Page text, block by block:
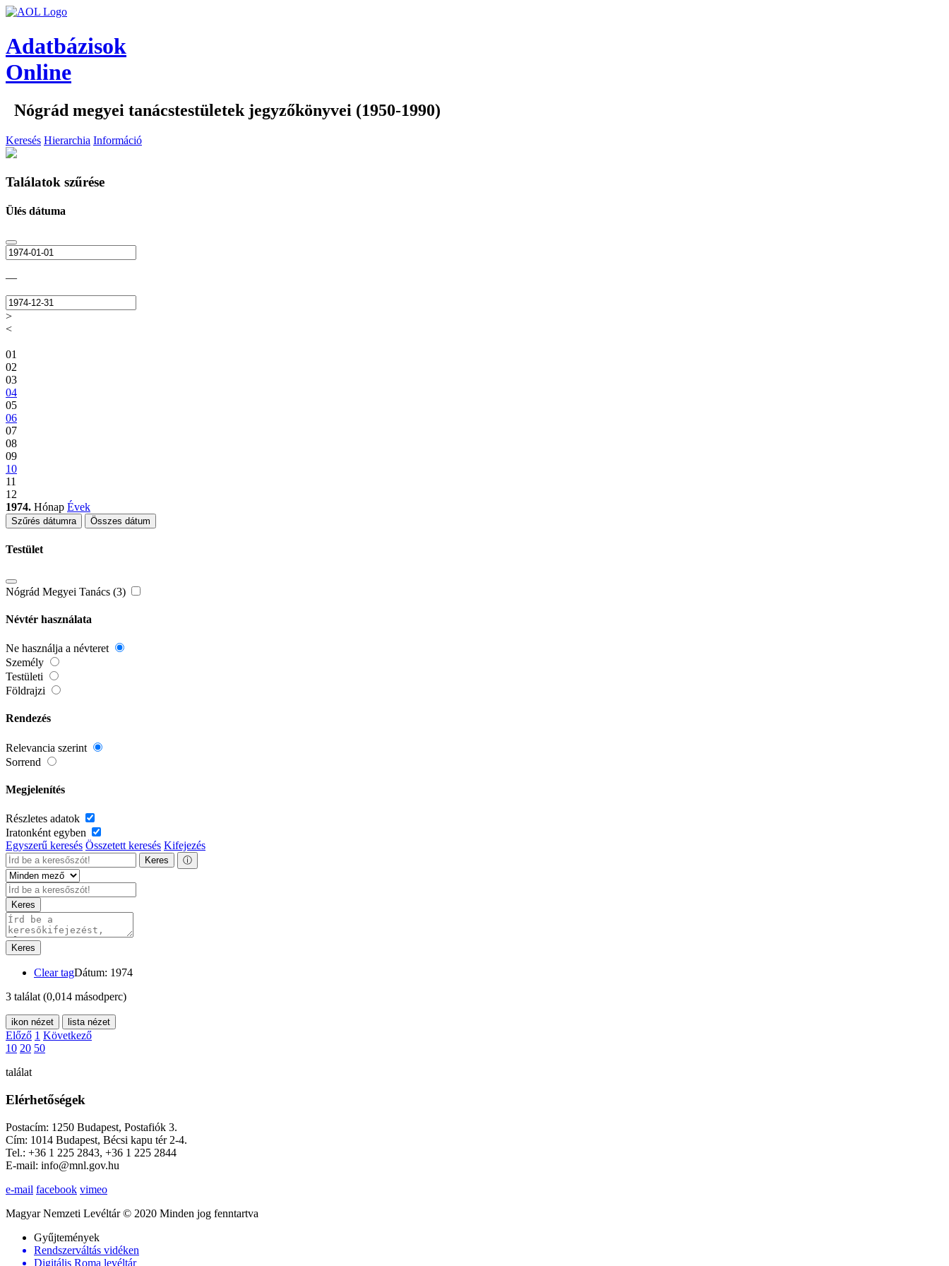
Adatbázisok
Online
Nógrád megyei tanácstestületek jegyzőkönyvei (1950-1990)
Keresés Hierarchia Információ
Találatok szűrése
Ülés dátuma
—
>
<
01
02
03
04
05
06
07
08
09
10
11
12
1974. Hónap Évek
Szűrés dátumra Összes dátum
Testület
Nógrád Megyei Tanács (3)
Névtér használata
Ne használja a névteret
Személy
Testületi
Földrajzi
Rendezés
Relevancia szerint
Sorrend
Megjelenítés
Részletes adatok
Iratonként egyben
Egyszerű keresés Összetett keresés Kifejezés
Keres ⓘ
Keres
Keres
Clear tagDátum: 1974
3 találat (0,014 másodperc)
ikon nézet lista nézet
Előző 1 Következő
10 20 50
találat
Elérhetőségek
Postacím: 1250 Budapest, Postafiók 3.
Cím: 1014 Budapest, Bécsi kapu tér 2-4.
Tel.: +36 1 225 2843, +36 1 225 2844
E-mail: info@mnl.gov.hu
e-mail facebook vimeo
Magyar Nemzeti Levéltár © 2020 Minden jog fenntartva
Gyűjtemények
Rendszerváltás vidéken
Digitális Roma levéltár